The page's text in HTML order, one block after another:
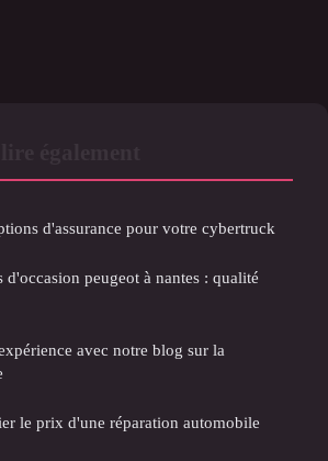
d'assurance pour votre cybertruck
d'occasion peugeot à nantes : qualité
avec notre blog sur la
le prix d'une réparation automobile